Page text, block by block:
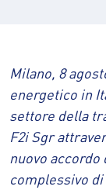
Milano, 8
energetico in
settore della
F2i Sgr
nuovo
complessivo